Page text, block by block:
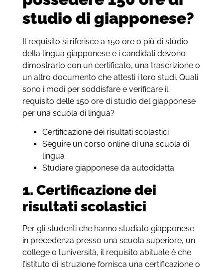
studio di giapponese?
Il requisito si riferisce a 150 ore o più di studio
della lingua giapponese e i candidati devono
dimostrarlo con un certificato, una trascrizione o
un altro documento che attesti i loro studi. Quali
sono i modi per soddisfare e verificare il
requisito delle 150 ore di studio del giapponese
per una scuola di lingua?
Certificazione dei risultati scolastici
Seguire un corso online di una scuola di
lingua
Studiare giapponese da autodidatta
1. Certificazione dei
risultati scolastici
Per gli studenti che hanno studiato giapponese
in precedenza presso una scuola superiore, un
college o l’università, il requisito abituale è che
l’istituto di istruzione fornisca una certificazione o